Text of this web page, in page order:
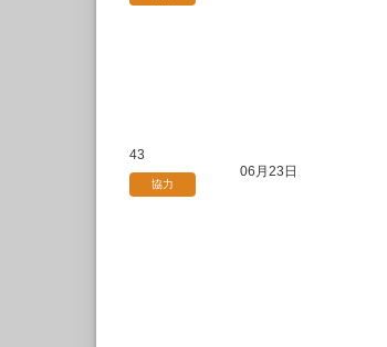
43
協力
06月23日